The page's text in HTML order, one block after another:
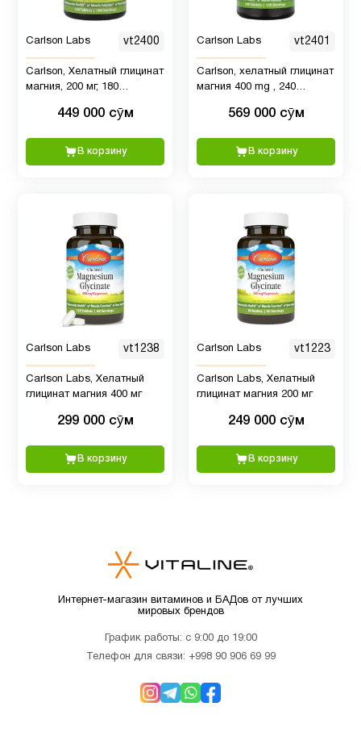
C для
1
Витамин
D для
детей
Витамин
9
Витамин
30
Витамин
Е
3
Детские
Carlson Labs vt2400
Carlson, Хелатный глицинат
магния, 200 мг, 180
449 000 сӯм
В корзину
Carlson Labs vt2401
Carlson, хелатный глицинат
магния 400 mg , 240
569 000 сӯм
В корзину
Carlson Labs vt1238
Carlson Labs, Хелатный
глицинат магния 400 мг
299 000 сӯм
В корзину
Carlson Labs vt1223
Carlson Labs, Хелатный
глицинат магния 200 мг
249 000 сӯм
В корзину
Интернет-магазин витаминов и БАДов от лучших
мировых брендов
График работы: с 9:00 до 19:00
Телефон для связи: +998 90 906 69 99